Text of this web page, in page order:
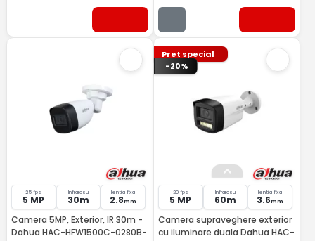
25 fps
5 MP
Infrarosu
30m
lentila fixa
2.8mm
Camera 5MP, Exterior, IR 30m -
Dahua HAC-HFW1500C-0280B-
Pret special
-20%
20 fps
5 MP
Infrarosu
60m
lentila fixa
3.6mm
Camera supraveghere exterior
cu iluminare duala Dahua HAC-